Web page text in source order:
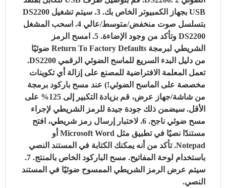
USB بجهاز الكمبيوتر الخاص بك.
3. سيتم تشغيل DS2200
بتسلسل صوت منخفض/متوسط/عالي
4. اسحب المشغل
DS2200 وتأكد من وجود الإضاءة.
5. امسح الرمز
الشريطي لبرمجة Return To Factory Defaults ضوئيًا
من دليل البدء السريع للماسح الضوئي الرقمي DS2200.
تعمل المعلمة الافتراضية للمصنع على إزالة أي تكوينات
مخصصة على الماسح الضوئي!) عند مسح باركود برمجة
من شاشة/جهاز عرض، قم بزيادة التكبير إلى 125% على
الأقل. سيضمن ذلك جودة جيدة للرمز الشريطي لإجراء
مسح ضوئي ناجح.
6. لاختبار إرسال رمز شريطي، افتح
مستندًا نصيًا في تطبيق مثل Microsoft Word أو
Notepad. تأكد من أنه يمكنك الكتابة في المستند النصي
باستخدام لوحة المفاتيح. مسح الباركود الخاص بالمنتج.
7.
سيتم عرض الرمز الشريطي الممسوح ضوئيًا في المستند
النصي.